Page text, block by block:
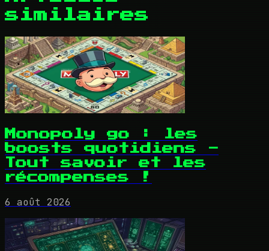
similaires
Monopoly go : les
boosts quotidiens -
Tout savoir et les
récompenses !
6 août 2026